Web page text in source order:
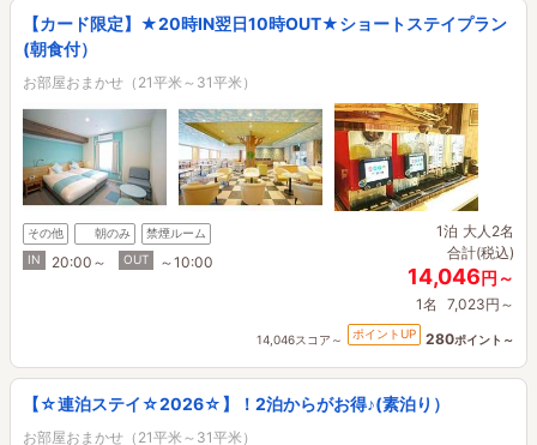
【カード限定】★20時IN翌日10時OUT★ショートステイプラン
(朝食付）
お部屋おまかせ（21平米～31平米）
その他 朝のみ
禁煙ルーム
IN
20:00～ OUT ～10:00
1泊 大人2名
合計(税込)
14,046円～
1名 7,023円～
14,046スコア～ ポイントUP 280ポイント～
【☆連泊ステイ☆2026☆】！2泊からがお得♪(素泊り）
お部屋おまかせ（21平米～31平米）